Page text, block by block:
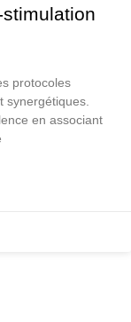
protocoles
synergétiques.
en associant